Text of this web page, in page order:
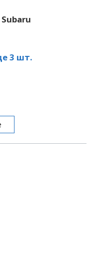
3 шт.